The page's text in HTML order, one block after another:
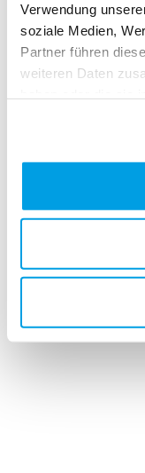
Verwendung
soziale Medien,
Partner führen
weiteren Daten